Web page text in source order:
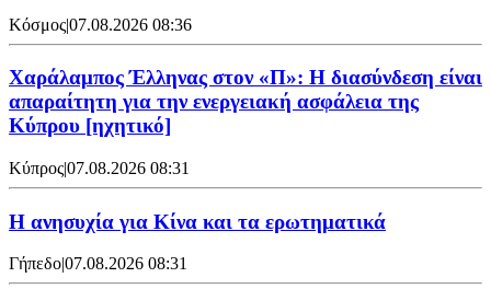
Κόσμος|07.08.2026 08:36
Χαράλαμπος Έλληνας στον «Π»: Η διασύνδεση είναι
απαραίτητη για την ενεργειακή ασφάλεια της
Κύπρου [ηχητικό]
Κύπρος|07.08.2026 08:31
Η ανησυχία για Κίνα και τα ερωτηματικά
Γήπεδο07.08.2026 08:31